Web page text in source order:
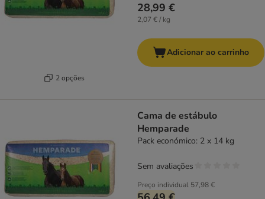
2 opções
28,99 €
2,07 € / kg
Adicionar ao carrinho
Cama de estábulo
Hemparade
Pack económico: 2 x 14 kg
Preço individual 57,98 €
Sem avaliações